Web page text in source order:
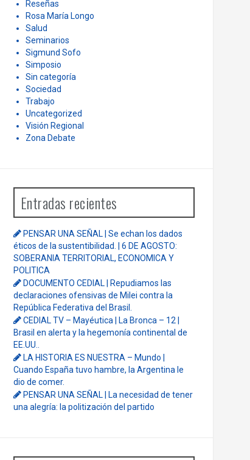
Reseñas
Rosa María Longo
Salud
Seminarios
Sigmund Sofo
Simposio
Sin categoría
Sociedad
Trabajo
Uncategorized
Visión Regional
Zona Debate
Entradas recientes
PENSAR UNA SEÑAL | Se echan los dados
éticos de la sustentibilidad. | 6 DE AGOSTO:
SOBERANIA TERRITORIAL, ECONOMICA Y
POLITICA
DOCUMENTO CEDIAL | Repudiamos las
declaraciones ofensivas de Milei contra la
República Federativa del Brasil.
CEDIAL TV – Mayéutica | La Bronca – 12 |
Brasil en alerta y la hegemonía continental de
EE.UU..
LA HISTORIA ES NUESTRA – Mundo |
Cuando España tuvo hambre, la Argentina le
dio de comer.
PENSAR UNA SEÑAL | La necesidad de tener
una alegría: la politización del partido